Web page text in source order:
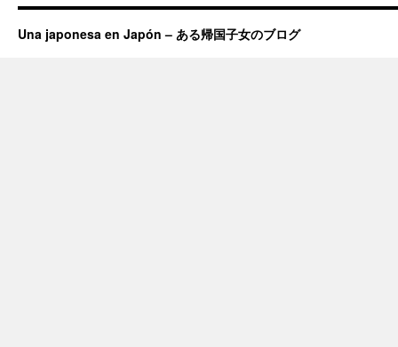
Una japonesa en Japón – ある帰国子女のブログ